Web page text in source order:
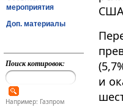
мероприятия
Доп. материалы
Поиск котировок:
Например: Газпром
и